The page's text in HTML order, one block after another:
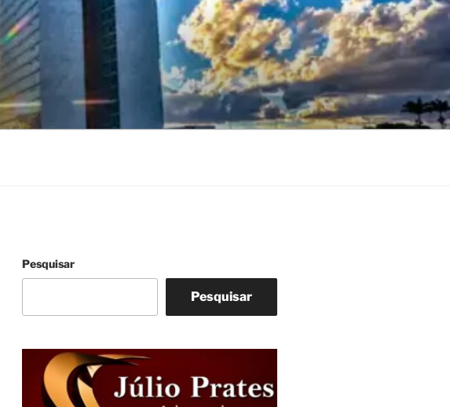
Pesquisar
Pesquisar